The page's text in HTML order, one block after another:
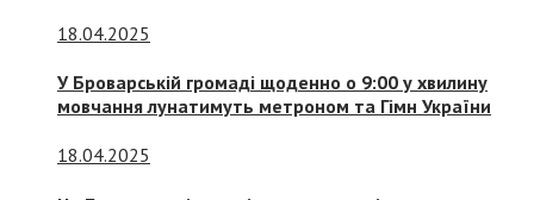
18.04.2025
У Броварській громаді щоденно о 9:00 у хвилину
мовчання лунатимуть метроном та Гімн України
18.04.2025